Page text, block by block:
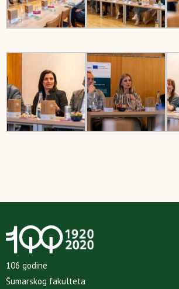
106 godine
Šumarskog fakulteta